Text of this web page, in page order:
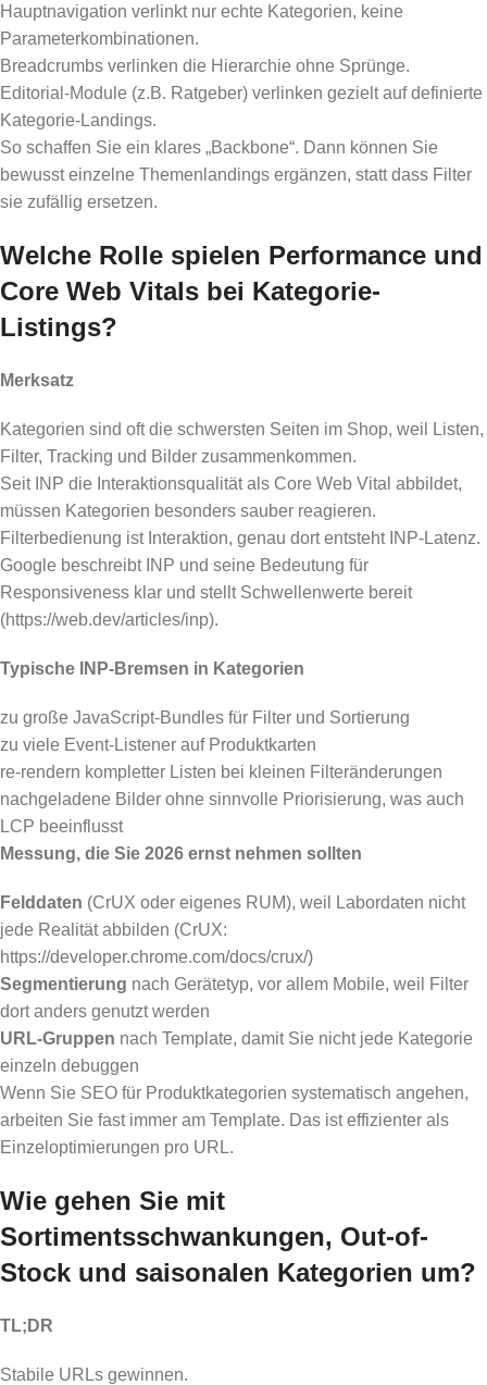
Hauptnavigation verlinkt nur echte Kategorien, keine
Parameterkombinationen.
Breadcrumbs verlinken die Hierarchie ohne Sprünge.
Editorial-Module (z.B. Ratgeber) verlinken gezielt auf definierte
Kategorie-Landings.
So schaffen Sie ein klares „Backbone“. Dann können Sie
bewusst einzelne Themenlandings ergänzen, statt dass Filter
sie zufällig ersetzen.
Welche Rolle spielen Performance und
Core Web Vitals bei Kategorie-
Listings?
Merksatz
Kategorien sind oft die schwersten Seiten im Shop, weil Listen,
Filter, Tracking und Bilder zusammenkommen.
Seit INP die Interaktionsqualität als Core Web Vital abbildet,
müssen Kategorien besonders sauber reagieren.
Filterbedienung ist Interaktion, genau dort entsteht INP-Latenz.
Google beschreibt INP und seine Bedeutung für
Responsiveness klar und stellt Schwellenwerte bereit
(https://web.dev/articles/inp).
Typische INP-Bremsen in Kategorien
zu große JavaScript-Bundles für Filter und Sortierung
zu viele Event-Listener auf Produktkarten
re-rendern kompletter Listen bei kleinen Filteränderungen
nachgeladene Bilder ohne sinnvolle Priorisierung, was auch
LCP beeinflusst
Messung, die Sie 2026 ernst nehmen sollten
Felddaten (CrUX oder eigenes RUM), weil Labordaten nicht
jede Realität abbilden (CrUX:
https://developer.chrome.com/docs/crux/)
Segmentierung nach Gerätetyp, vor allem Mobile, weil Filter
dort anders genutzt werden
URL-Gruppen nach Template, damit Sie nicht jede Kategorie
einzeln debuggen
Wenn Sie SEO für Produktkategorien systematisch angehen,
arbeiten Sie fast immer am Template. Das ist effizienter als
Einzeloptimierungen pro URL.
Wie gehen Sie mit
Sortimentsschwankungen, Out-of-
Stock und saisonalen Kategorien um?
TL;DR
Stabile URLs gewinnen.